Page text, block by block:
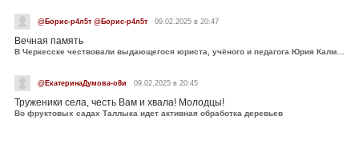
@Борис-р4л5т @Борис-р4л5т 09.02.2025 в 20:47
Вечная память
В Черкесске чествовали выдающегося юриста, учёного и педагога Юрия Калмыкова
@ЕкатеринаДумова-о8и 09.02.2025 в 20:45
Труженики села, честь Вам и хвала! Молодцы!
Во фруктовых садах Таллыка идет активная обработка деревьев